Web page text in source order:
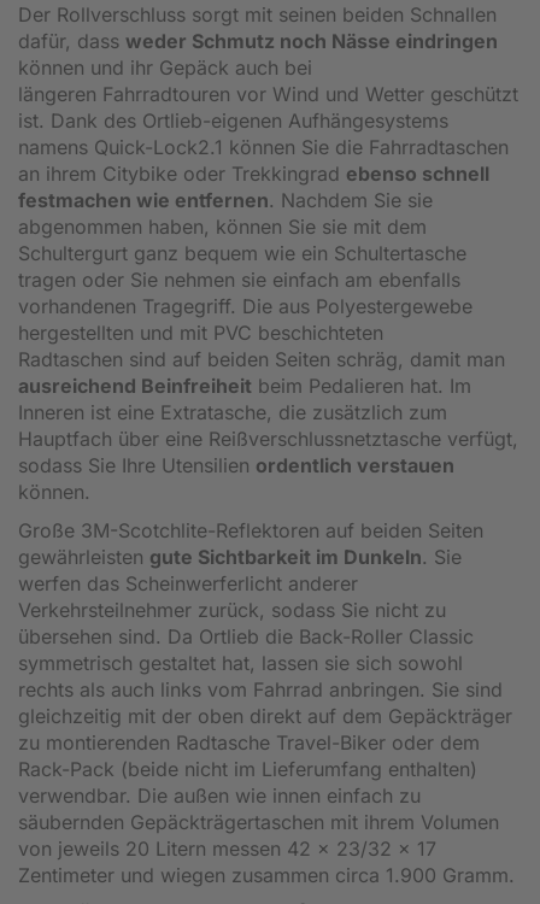
Der Rollverschluss sorgt mit seinen beiden Schnallen
dafür, dass weder Schmutz noch Nässe eindringen
können und ihr Gepäck auch bei
längeren Fahrradtouren vor Wind und Wetter geschützt
ist. Dank des Ortlieb-eigenen Aufhängesystems
namens Quick-Lock2.1 können Sie die Fahrradtaschen
an ihrem Citybike oder Trekkingrad ebenso schnell
festmachen wie entfernen. Nachdem Sie sie
abgenommen haben, können Sie sie mit dem
Schultergurt ganz bequem wie ein Schultertasche
tragen oder Sie nehmen sie einfach am ebenfalls
vorhandenen Tragegriff. Die aus Polyestergewebe
hergestellten und mit PVC beschichteten
Radtaschen sind auf beiden Seiten schräg, damit man
ausreichend Beinfreiheit beim Pedalieren hat. Im
Inneren ist eine Extratasche, die zusätzlich zum
Hauptfach über eine Reißverschlussnetztasche verfügt,
sodass Sie Ihre Utensilien ordentlich verstauen
können.
Große 3M-Scotchlite-Reflektoren auf beiden Seiten
gewährleisten gute Sichtbarkeit im Dunkeln. Sie
werfen das Scheinwerferlicht anderer
Verkehrsteilnehmer zurück, sodass Sie nicht zu
übersehen sind. Da Ortlieb die Back-Roller Classic
symmetrisch gestaltet hat, lassen sie sich sowohl
rechts als auch links vom Fahrrad anbringen. Sie sind
gleichzeitig mit der oben direkt auf dem Gepäckträger
zu montierenden Radtasche Travel-Biker oder dem
Rack-Pack (beide nicht im Lieferumfang enthalten)
verwendbar. Die außen wie innen einfach zu
säubernden Gepäckträgertaschen mit ihrem Volumen
von jeweils 20 Litern messen 42 x 23/32 x 17
Zentimeter und wiegen zusammen circa 1.900 Gramm.